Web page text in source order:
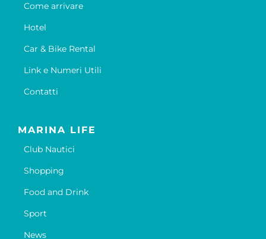
Come arrivare
Hotel
Car & Bike Rental
Link e Numeri Utili
Contatti
MARINA LIFE
Club Nautici
Shopping
Food and Drink
Sport
News